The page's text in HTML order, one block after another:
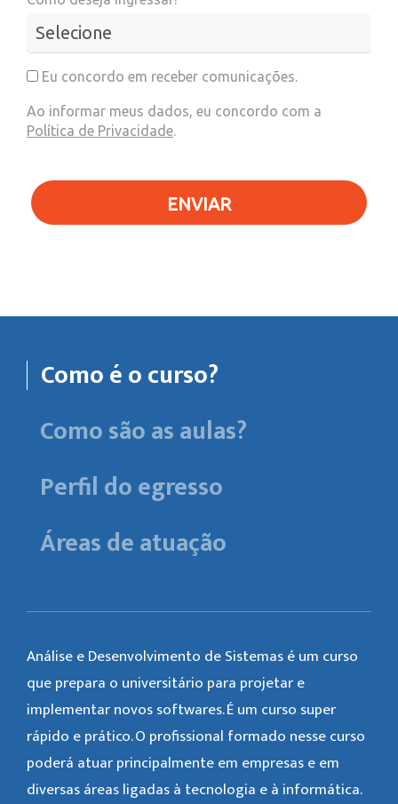
Eu concordo em receber comunicações.
Ao informar meus dados, eu concordo com a
Política de Privacidade.
ENVIAR
Como é o curso?
Como são as aulas?
Perfil do egresso
Áreas de atuação
Análise e Desenvolvimento de Sistemas é um curso
que prepara o universitário para projetar e
implementar novos softwares. É um curso super
rápido e prático. O profissional formado nesse curso
poderá atuar principalmente em empresas e em
diversas áreas ligadas à tecnologia e à informática.